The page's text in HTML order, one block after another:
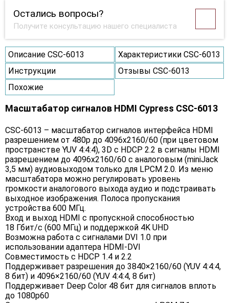
Остались вопросы?
Получите консультацию нашего специалиста
Описание CSC-6013
Характеристики CSC-6013
Инструкции
Отзывы CSC-6013
Похожие
Масштабатор сигналов HDMI Cypress CSC-6013
CSC-6013 – масштабатор сигналов интерфейса HDMI
разрешением от 480p до 4096x2160/60 (при цветовом
пространстве YUV 4:4:4), 3D c HDCP 2.2 в сигналы HDMI
разрешением до 4096x2160/60 с аналоговым (miniJack
3,5 мм) аудиовыходом только для LPCM 2.0. Из меню
масштабатора можно регулировать уровень
громкости аналогового выхода аудио и подстраивать
выходное изображения. Полоса пропускания
устройства 600 МГц.
Вход и выход HDMI с пропускной способностью
18 Гбит/с (600 МГц) и поддержкой 4K UHD
Возможна работа с сигналами DVI 1.0 при
использовании адаптера HDMI-DVI
Совместимость с HDCP 1.4 и 2.2
Поддерживает разрешения до 3840×2160/60 (YUV 4:4:4,
8 бит) и 4096×2160/60 (YUV 4:4:4, 8 бит)
Поддерживает Deep Color 48 бит для сигналов вплоть
до 1080p60